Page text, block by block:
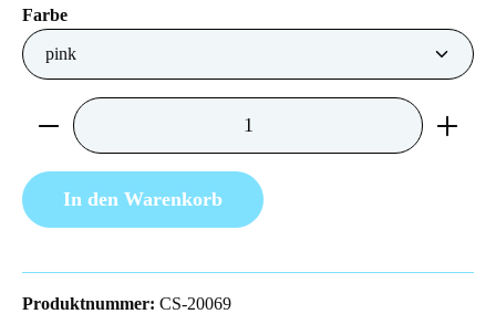
Farbeauswählen
Produkt Anzahl: Gib den gewünschten Wert
In den Warenkorb
Produktnummer: CS-20069